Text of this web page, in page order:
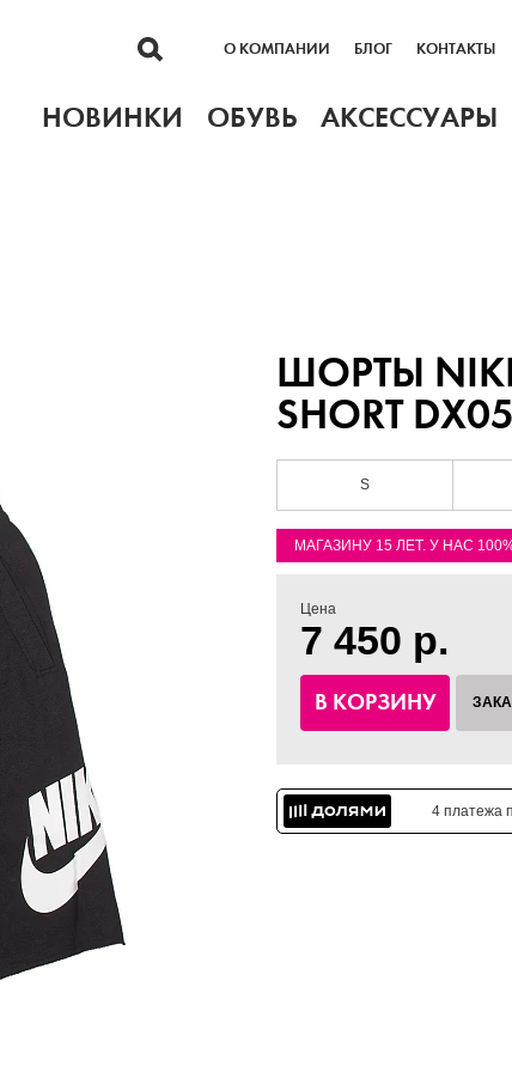
О КОМПАНИИ БЛОГ КОНТАКТЫ
НОВИНКИ ОБУВЬ АКСЕССУАРЫ
ШОРТЫ
SHORT
S
МАГАЗИНУ 15 ЛЕТ. У НАС
Цена
7 450 р.
В КОРЗИНУ
4 платежа